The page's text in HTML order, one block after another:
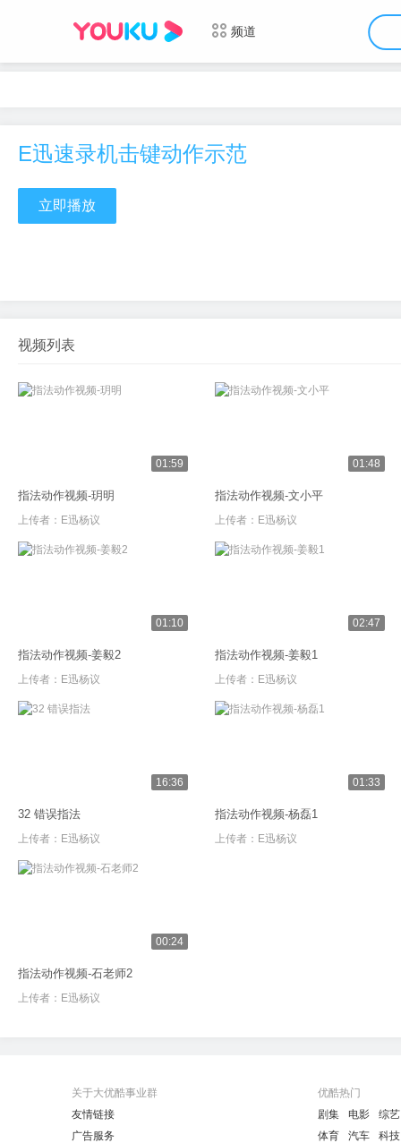
频道
E迅速录机击键动作示范
立即播放
视频列表
01:59
指法动作视频-玥明
上传者： E迅杨议
01:48
指法动作视频-文小平
上传者： E迅杨议
01:10
指法动作视频-姜毅2
上传者： E迅杨议
02:47
指法动作视频-姜毅1
上传者： E迅杨议
16:36
32 错误指法
上传者： E迅杨议
01:33
指法动作视频-杨磊1
上传者： E迅杨议
00:24
指法动作视频-石老师2
上传者： E迅杨议
关于大优酷事业群
友情链接
广告服务
优酷热门
剧集
电影
综艺
体育
汽车
科技